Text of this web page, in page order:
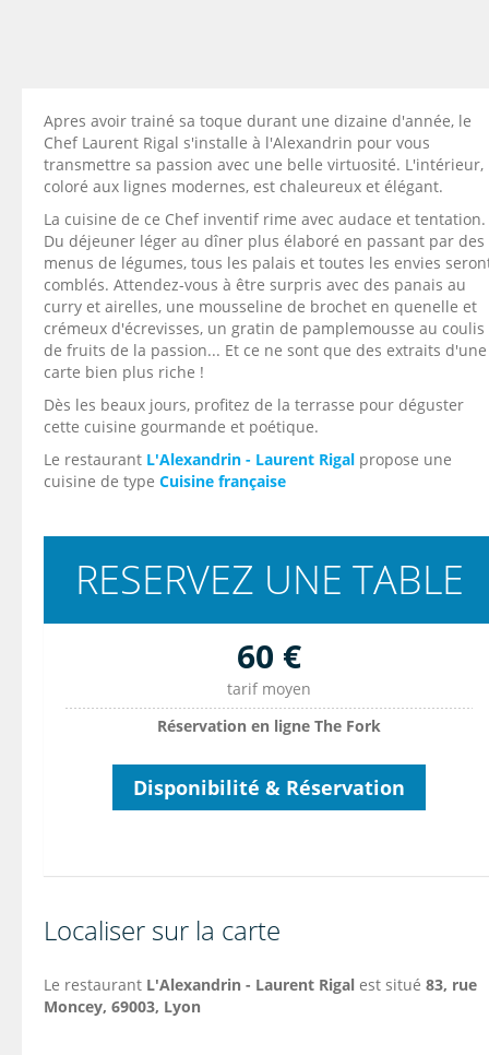
Apres avoir trainé sa toque durant une dizaine d'année, le
Chef Laurent Rigal s'installe à l'Alexandrin pour vous
transmettre sa passion avec une belle virtuosité. L'intérieur,
coloré aux lignes modernes, est chaleureux et élégant.
La cuisine de ce Chef inventif rime avec audace et tentation.
Du déjeuner léger au dîner plus élaboré en passant par des
menus de légumes, tous les palais et toutes les envies
comblés. Attendez-vous à être surpris avec des panais au
curry et airelles, une mousseline de brochet en quenelle et
crémeux d'écrevisses, un gratin de pamplemousse au coulis
de fruits de la passion... Et ce ne sont que des extraits d'une
carte bien plus riche !
Dès les beaux jours, profitez de la terrasse pour déguster
cette cuisine gourmande et poétique.
Le restaurant L'Alexandrin - Laurent Rigal propose une
cuisine de type Cuisine française
RESERVEZ UNE TABLE
60 €
tarif moyen
Réservation en ligne The Fork
Disponibilité & Réservation
Localiser sur la carte
Le restaurant L'Alexandrin - Laurent Rigal est situé 83, rue
Moncey, 69003, Lyon